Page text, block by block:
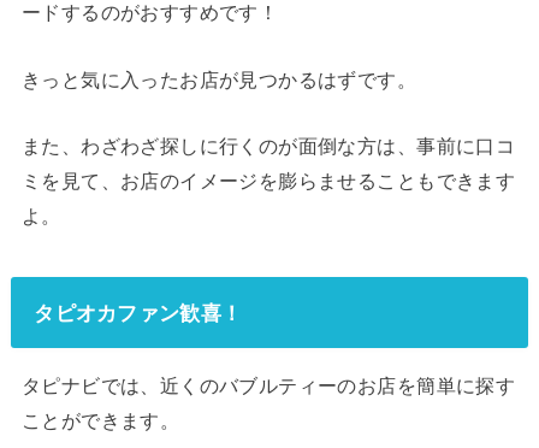
ードするのがおすすめです！
きっと気に入ったお店が見つかるはずです。
また、わざわざ探しに行くのが面倒な方は、事前に口コ
ミを見て、お店のイメージを膨らませることもできます
よ。
タピオカファン歓喜！
タピナビでは、近くのバブルティーのお店を簡単に探す
ことができます。